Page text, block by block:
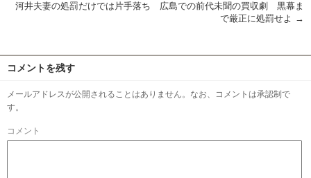
河井夫妻の処罰だけでは片手落ち 広島での前代未聞の買収劇 黒幕ま
で厳正に処罰せよ
→
コメントを残す
メールアドレスが公開されることはありません。なお、コメントは承認制で
す。
コメント